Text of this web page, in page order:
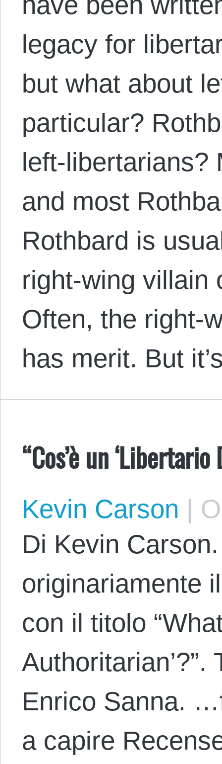
legacy for
but what about
particular?
left-libertarians?
and most
Rothbard is
right-wing villain
Often, the right-
has merit. But
“Cos’è un
Kevin Carson |
Di Kevin
originariamente
con il titolo
Enrico Sanna.
a capire